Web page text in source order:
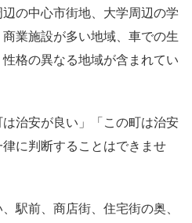
の中心市街地、大学周辺の学
業施設が多い地域、車での生
格の異なる地域が含まれてい
治安が良い」「この町は治安
に判断することはできませ
駅前、商店街、住宅街の奥、